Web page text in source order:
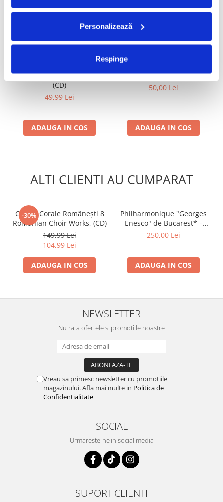
Personalizează
Respinge
FRECVENT CUMPARATE
IMPREUNA
Maria Tănase – Volumul 1 ,
(CD)
49,99 Lei
ADAUGA IN COS
Paulina - Nonstop (CD)
50,00 Lei
ADAUGA IN COS
ALTI CLIENTI AU CUMPARAT
-30%
Creații Corale Românești 8
Romanian Choir Works, (CD)
149,99 Lei
104,99 Lei
ADAUGA IN COS
Philharmonique "Georges
Enesco" de Bucarest* –
Enesco / Strauss (CD)
250,00 Lei
ADAUGA IN COS
NEWSLETTER
Nu rata ofertele si promotiile noastre
Vreau sa primesc newsletter cu promotiile
magazinului. Afla mai multe in Politica de
Confidentialitate
SOCIAL
Urmareste-ne in social media
SUPORT CLIENTI